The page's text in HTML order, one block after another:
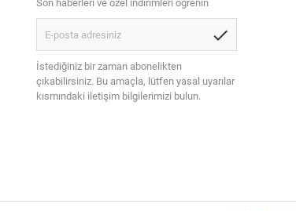
Son haberleri ve özel indirimleri öğrenin
check
İstediğiniz bir zaman abonelikten
çıkabilirsiniz. Bu amaçla, lütfen yasal uyarılar
kısmındaki iletişim bilgilerimizi bulun.